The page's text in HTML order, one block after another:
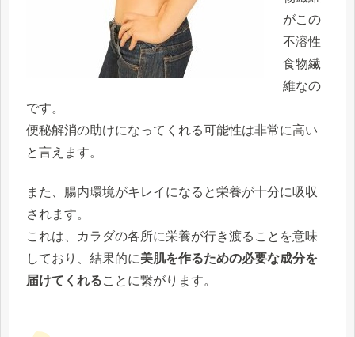
がこの
不溶性
食物繊
維なの
です。
便秘解消の助けになってくれる可能性は非常に高い
と言えます。
また、腸内環境がキレイになると栄養が十分に吸収
されます。
これは、カラダの各所に栄養が行き渡ることを意味
しており、結果的に美肌を作るための必要な成分を
届けてくれることに繋がります。